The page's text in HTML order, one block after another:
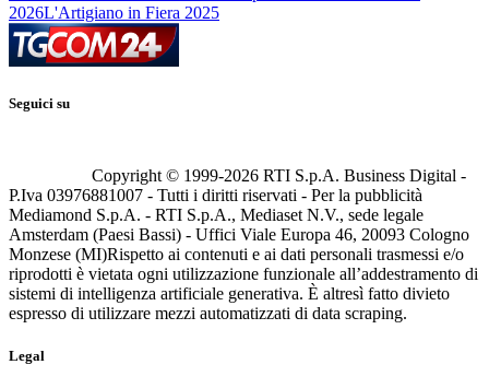
2026L'Artigiano in Fiera 2025
Seguici su
Copyright © 1999-2026 RTI S.p.A. Business Digital -
P.Iva 03976881007 - Tutti i diritti riservati - Per la pubblicità
Mediamond S.p.A. - RTI S.p.A., Mediaset N.V., sede legale
Amsterdam (Paesi Bassi) - Uffici Viale Europa 46, 20093 Cologno
Monzese (MI)Rispetto ai contenuti e ai dati personali trasmessi e/o
riprodotti è vietata ogni utilizzazione funzionale all’addestramento di
sistemi di intelligenza artificiale generativa. È altresì fatto divieto
espresso di utilizzare mezzi automatizzati di data scraping.
Legal